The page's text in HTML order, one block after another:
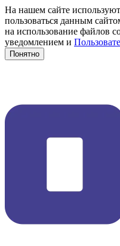
На нашем сайте
пользоваться данным
на использование файлов
уведомлением и
Понятно